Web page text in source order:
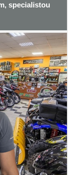
specialistou